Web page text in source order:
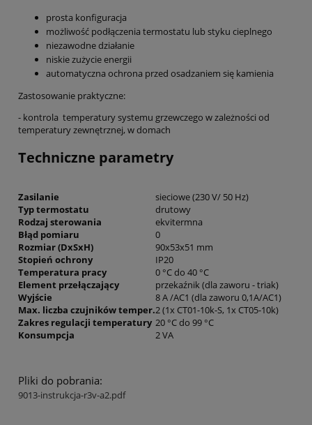
prosta konfiguracja
możliwość podłączenia termostatu lub styku cieplnego
niezawodne działanie
niskie zużycie energii
automatyczna ochrona przed osadzaniem się kamienia
Zastosowanie praktyczne:
- kontrola temperatury systemu grzewczego w zależności od
temperatury zewnętrznej, w domach
Techniczne parametry
Zasilanie sieciowe(230 V/ 50 Hz)
Typ termostatu
drutowy
Rodzaj sterowania
ekvitermna
Błąd pomiaru
0
Rozmiar (DxSxH)
90x53x51 mm
Stopień ochrony
IP20
Temperatura pracy
0 °C do 40 °C
Element przełączający
przekaźnik(dla zaworu - triak)
Wyjście
8 A /AC1 (dla zaworu 0,1A/AC1)
Max. liczba czujników temper.2(1x CT01-10k-S, 1x CT05-10k)
Zakres regulacji temperatury 20 °C do 99 °C
Konsumpcja
2 VA
Pliki do pobrania:
9013-instrukcja-r3v-a2.pdf